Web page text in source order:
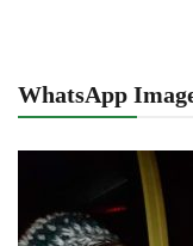
WhatsApp